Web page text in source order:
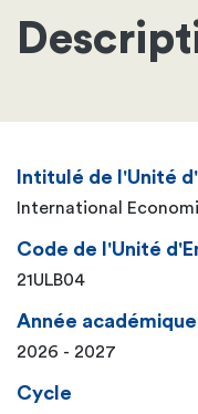
d'Ariane
Intitulé de l'Unité
International
Code de l'Unité
21ULB04
Année académique
2026 - 2027
Cycle